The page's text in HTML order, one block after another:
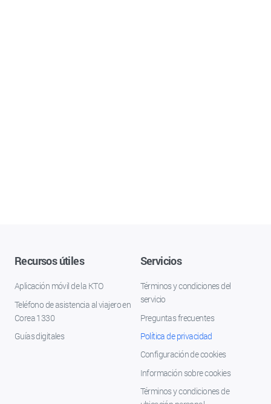
Recursos útiles
Aplicación móvil de la KTO
Teléfono de asistencia al viajero en
Corea 1330
Guías digitales
Servicios
Términos y condiciones del
servicio
Preguntas frecuentes
Política de privacidad
Configuración de cookies
Información sobre cookies
Términos y condiciones de